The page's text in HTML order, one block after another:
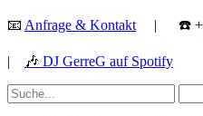
Zum
springen
📧 Anfrage & Kontakt | ☎️ +
| 🎶 DJ GerreG auf Spotify
Suchen
nach: